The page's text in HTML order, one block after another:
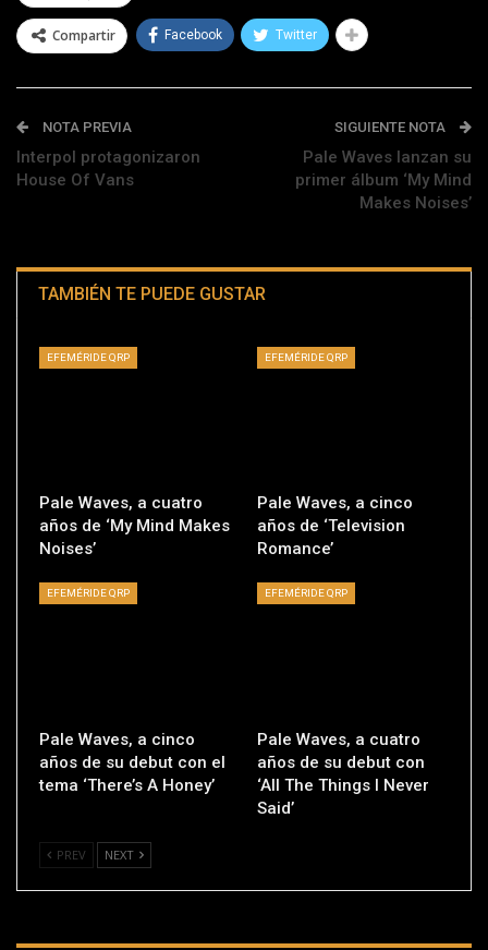
Compartir Facebook Twitter
NOTA PREVIA
Interpol protagonizaron
House Of Vans
SIGUIENTE NOTA
Pale Waves lanzan su
primer álbum ‘My Mind
Makes Noises’
TAMBIÉN TE PUEDE GUSTAR
EFEMÉRIDE QRP
Pale Waves, a cuatro
años de ‘My Mind Makes
Noises’
EFEMÉRIDE QRP
Pale Waves, a cinco
años de ‘Television
Romance’
EFEMÉRIDE QRP
Pale Waves, a cinco
años de su debut con el
tema ‘There’s A Honey’
EFEMÉRIDE QRP
Pale Waves, a cuatro
años de su debut con
‘All The Things I Never
Said’
PREV NEXT